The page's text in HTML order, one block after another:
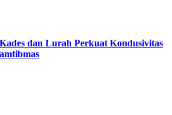
dan Lurah Perkuat Kondusivitas